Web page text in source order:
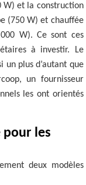
W) et la construction
(750 W) et chauffée
W). Ce sont ces
à investir. Le
un plus d’autant que
un fournisseur
les ont orientés
pour les
deux modèles